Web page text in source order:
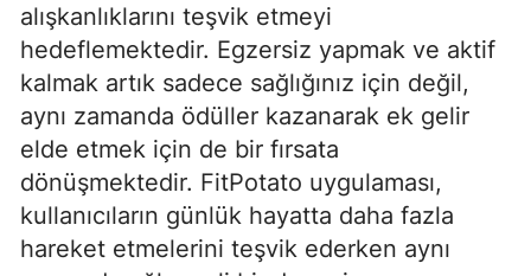
alışkanlıklarını teşvik etmeyi
hedeflemektedir. Egzersiz yapmak ve aktif
kalmak artık sadece sağlığınız için değil,
aynı zamanda ödüller kazanarak ek gelir
elde etmek için de bir fırsata
dönüşmektedir. FitPotato uygulaması,
kullanıcıların günlük hayatta daha fazla
hareket etmelerini teşvik ederken aynı